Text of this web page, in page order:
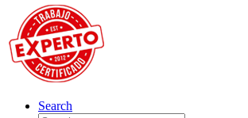
Search